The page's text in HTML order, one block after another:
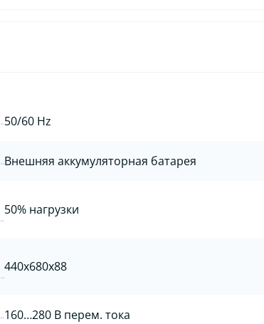
50/60 Hz
Внешняя аккумуляторная батарея
50% нагрузки
440x680x88
160…280 В перем. тока